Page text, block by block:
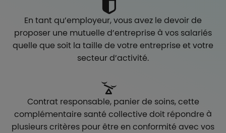
En tant qu’employeur, vous avez le devoir de
proposer une mutuelle d’entreprise à vos salariés
quelle que soit la taille de votre entreprise et votre
secteur d’activité.
Contrat responsable, panier de soins, cette
complémentaire santé collective doit répondre à
plusieurs critères pour être en conformité avec vos